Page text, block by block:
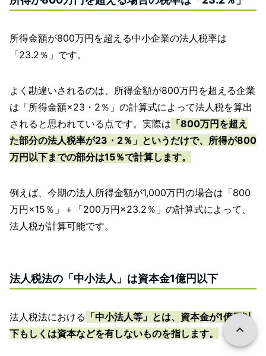
所得金額が800万円を超える中小企業の法人税率は
「23.2％」です。
よく勘違いされるのは、所得金額が800万円を超える企業
は「所得金額×23・2％」の計算式によって法人税を算出
されると思われている点です。実際は 「800万円を超え
た部分の法人税率が23・2％」というだけで、所得が800
万円以下までの部分は15％で計算します。
例えば、今期の法人所得金額が1,000万円の場合は「800
万円×15％」＋「200万円×23.2％」の計算式によって、
法人税が計算可能です。
法人税法の「中小法人」は資本金1億円以下
法人税法における 「中小法人等」とは、資本金が1億円以
下もしくは資本などを有しないものを指します。